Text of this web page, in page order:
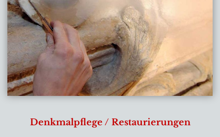
Denkmalpflege / Restaurierungen